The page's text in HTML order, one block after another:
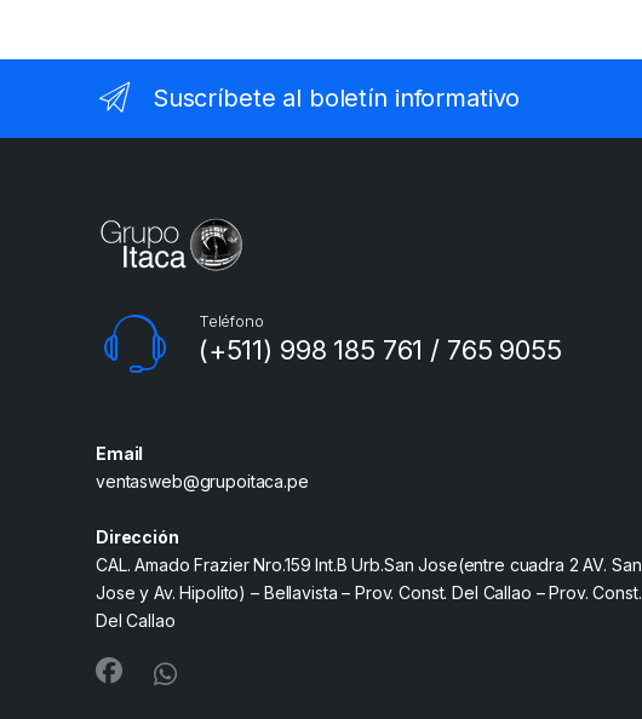
Suscríbete al boletín informativo
Teléfono
(+511) 998 185 761 / 765 9055
Email
ventasweb@grupoitaca.pe
Dirección
CAL. Amado Frazier Nro.159 Int.B Urb.San Jose(entre cuadra 2 AV. San
Jose y Av. Hipolito) – Bellavista – Prov. Const. Del Callao – Prov. Const.
Del Callao